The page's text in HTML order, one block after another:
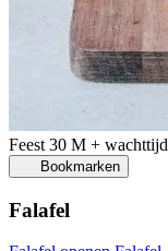
Feest 30 M + wachttijd
Bookmarken
Falafel